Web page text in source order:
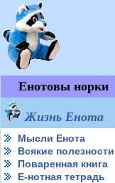
Енотовы норки
Жизнь Енота
Мысли Енота
Всякие полезности
Поваренная книга
Е-нотная тетрадь